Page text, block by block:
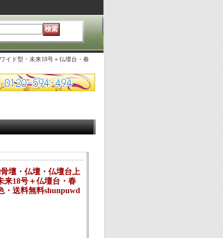
イド型・未来18号＋仏壇台・春
壇・仏壇・仏壇台上
来18号＋仏壇台・春
・送料無料shunpuwd